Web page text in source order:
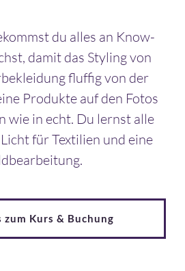
du alles an Know-
damit das Styling von
fluffig von der
Produkte auf den Fotos
wie in echt. Du lernst alle
für Textilien und eine
zum Kurs & Buchung